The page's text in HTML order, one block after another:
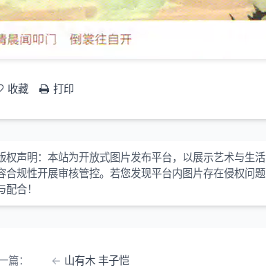
收藏 打印
权声明：本站为开放式图片发布平台，以展示艺术与生
合规性开展审核管控。若您发现平台内图片存在侵权问
配合！
篇：
山有木 丰子恺